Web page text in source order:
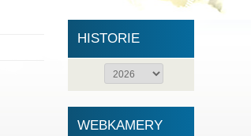
HISTORIE
WEBKAMERY